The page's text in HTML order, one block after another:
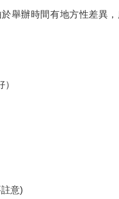
舉辦時間有地方性差異
意)